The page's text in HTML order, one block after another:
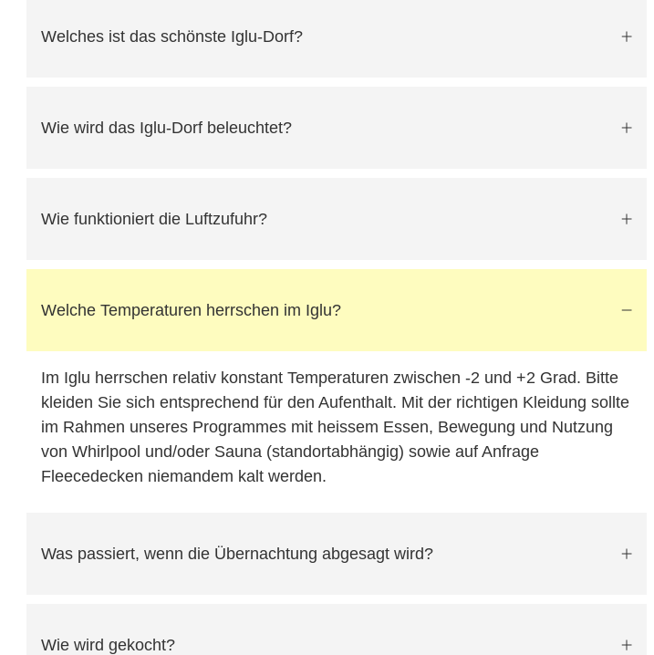
Welches ist das schönste Iglu-Dorf?
Wie wird das Iglu-Dorf beleuchtet?
Wie funktioniert die Luftzufuhr?
Welche Temperaturen herrschen im Iglu?
Im Iglu herrschen relativ konstant Temperaturen zwischen -2 und +2 Grad. Bitte
kleiden Sie sich entsprechend für den Aufenthalt. Mit der richtigen Kleidung sollte
im Rahmen unseres Programmes mit heissem Essen, Bewegung und Nutzung
von Whirlpool und/oder Sauna (standortabhängig) sowie auf Anfrage
Fleecedecken niemandem kalt werden.
Was passiert, wenn die Übernachtung abgesagt wird?
Wie wird gekocht?